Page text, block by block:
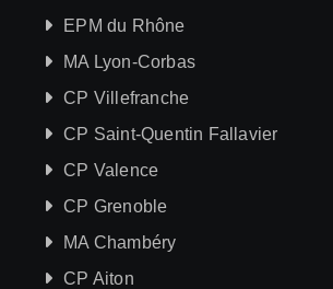
EPM du Rhône
MA Lyon-Corbas
CP Villefranche
CP Saint-Quentin Fallavier
CP Valence
CP Grenoble
MA Chambéry
CP Aiton